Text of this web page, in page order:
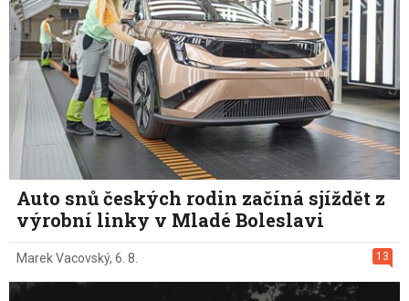
Auto snů českých rodin začíná sjíždět z
výrobní linky v Mladé Boleslavi
13
Marek Vacovský, 6. 8.